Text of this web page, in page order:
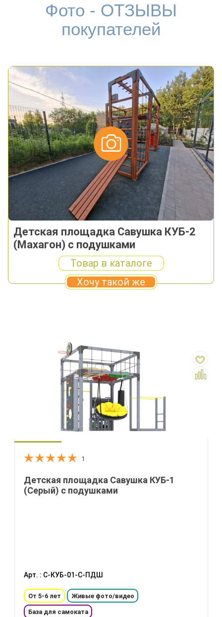
Фото - ОТЗЫВЫ
покупателей
Детская площадка Савушка КУБ-2
(Махагон) с подушками
Товар в каталоге
Хочу такой же
1
Детская площадка Савушка КУБ-1
(Серый) с подушками
Арт. : С-КУБ-01-С-ПДШ
От 5-6 лет Живые фото/видео
База для самоката